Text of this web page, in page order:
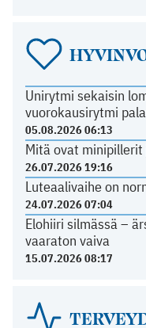
Unirytmi sekaisin
vuorokausirytmi
05.08.2026 06:13
Mitä ovat
26.07.2026 19:16
Luteaalivaihe on
24.07.2026 07:04
Elohiiri silmässä –
vaaraton vaiva
15.07.2026 08:17